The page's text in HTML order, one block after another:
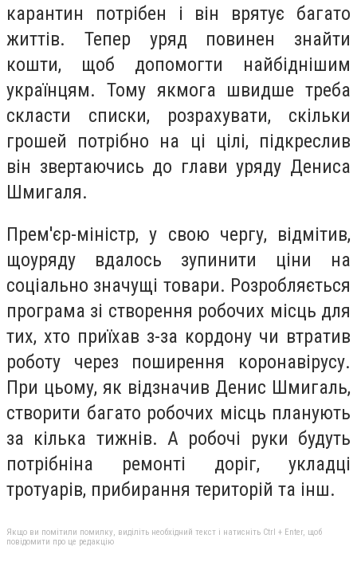
карантин потрібен і він врятує багато
життів. Тепер уряд повинен знайти
кошти, щоб допомогти найбіднішим
українцям. Тому якмога швидше треба
скласти списки, розрахувати, скільки
грошей потрібно на ці цілі, підкреслив
він звертаючись до глави уряду Дениса
Шмигаля.
Прем'єр-міністр, у свою чергу, відмітив,
щоуряду вдалось зупинити ціни на
соціально значущі товари. Розробляється
програма зі створення робочих місць для
тих, хто приїхав з-за кордону чи втратив
роботу через поширення коронавірусу.
При цьому, як відзначив Денис Шмигаль,
створити багато робочих місць планують
за кілька тижнів. А робочі руки будуть
потрібніна ремонті доріг, укладці
тротуарів, прибирання територій та інш.
Якщо ви помітили помилку, виділіть необхідний текст і натисніть Ctrl + Enter, щоб
повідомити про це редакцію